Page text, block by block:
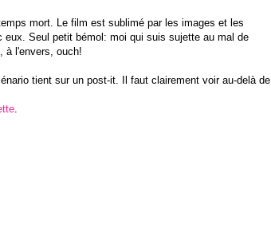
mort. Le film est sublimé par les images et les
Seul petit bémol: moi qui suis sujette au mal de
à l'envers, ouch!
tient sur un post-it. Il faut clairement voir au-delà de